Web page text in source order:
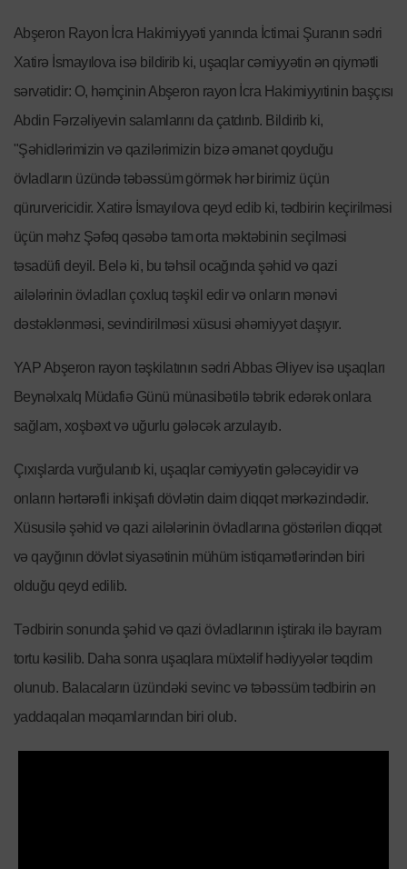
Abşeron Rayon İcra Hakimiyyəti yanında İctimai Şuranın sədri
Xatirə İsmayılova isə bildirib ki, uşaqlar cəmiyyətin ən qiymətli
sərvətidir: O, həmçinin Abşeron rayon İcra Hakimiyyıtinin başçısı
Abdin Fərzəliyevin salamlarını da çatdırıb. Bildirib ki,
"Şəhidlərimizin və qazilərimizin bizə əmanət qoyduğu
övladların üzündə təbəssüm görmək hər birimiz üçün
qürurvericidir. Xatirə İsmayılova qeyd edib ki, tədbirin keçirilməsi
üçün məhz Şəfəq qəsəbə tam orta məktəbinin seçilməsi
təsadüfi deyil. Belə ki, bu təhsil ocağında şəhid və qazi
ailələrinin övladları çoxluq təşkil edir və onların mənəvi
dəstəklənməsi, sevindirilməsi xüsusi əhəmiyyət daşıyır.
YAP Abşeron rayon təşkilatının sədri Abbas Əliyev isə uşaqları
Beynəlxalq Müdafiə Günü münasibətilə təbrik edərək onlara
sağlam, xoşbəxt və uğurlu gələcək arzulayıb.
Çıxışlarda vurğulanıb ki, uşaqlar cəmiyyətin gələcəyidir və
onların hərtərəfli inkişafı dövlətin daim diqqət mərkəzindədir.
Xüsusilə şəhid və qazi ailələrinin övladlarına göstərilən diqqət
və qayğının dövlət siyasətinin mühüm istiqamətlərindən biri
olduğu qeyd edilib.
Tədbirin sonunda şəhid və qazi övladlarının iştirakı ilə bayram
tortu kəsilib. Daha sonra uşaqlara müxtəlif hədiyyələr təqdim
olunub. Balacaların üzündəki sevinc və təbəssüm tədbirin ən
yaddaqalan məqamlarından biri olub.